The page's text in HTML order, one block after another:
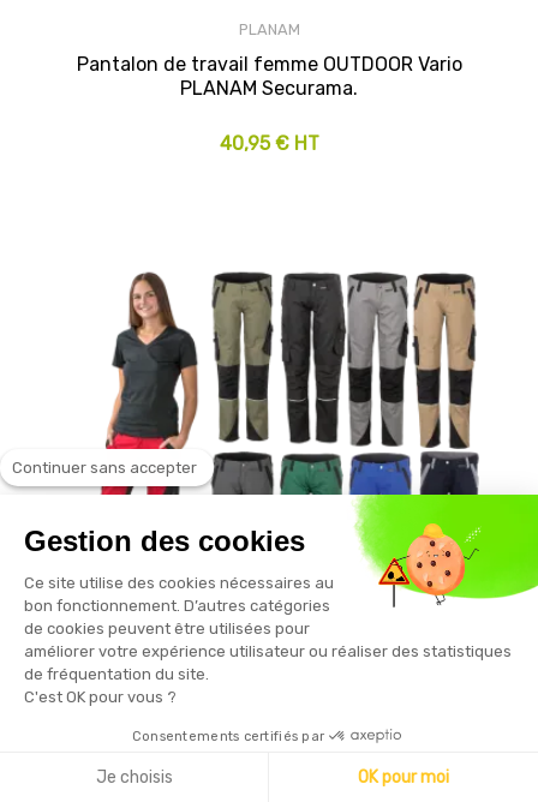
PLANAM
Pantalon de travail femme OUTDOOR Vario
PLANAM Securama.
40,95 € HT
Pantalon de travail femme NORIT insert
Continuer sans accepter
Gestion des cookies
Ce site utilise des cookies nécessaires au
bon fonctionnement. D’autres catégories
de cookies peuvent être utilisées pour
améliorer votre expérience utilisateur ou réaliser des statistiques
de fréquentation du site.
C'est OK pour vous ?
Consentements certifiés par
Je choisis OK pour moi